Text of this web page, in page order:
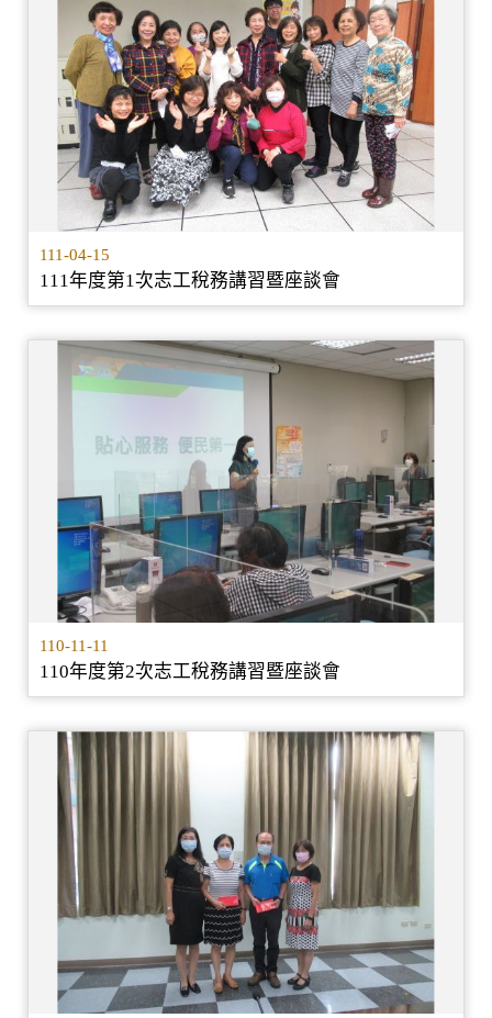
111-04-15
111年度第1次志工稅務講習暨座談會
110-11-11
110年度第2次志工稅務講習暨座談會